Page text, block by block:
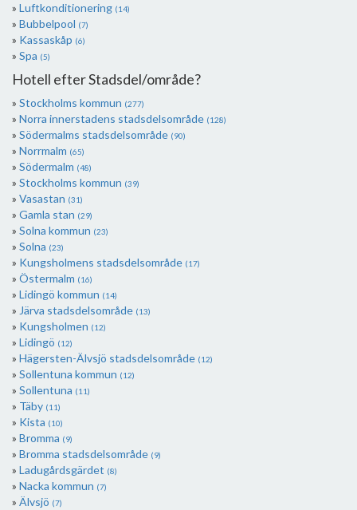
Luftkonditionering (14)
Bubbelpool (7)
Kassaskåp (6)
Spa (5)
Hotell efter Stadsdel/område?
Stockholms kommun (277)
Norra innerstadens stadsdelsområde (128)
Södermalms stadsdelsområde (90)
Norrmalm (65)
Södermalm (48)
Stockholms kommun (39)
Vasastan (31)
Gamla stan (29)
Solna kommun (23)
Solna (23)
Kungsholmens stadsdelsområde (17)
Östermalm (16)
Lidingö kommun (14)
Järva stadsdelsområde (13)
Kungsholmen (12)
Lidingö (12)
Hägersten-Älvsjö stadsdelsområde (12)
Sollentuna kommun (12)
Sollentuna (11)
Täby (11)
Kista (10)
Bromma (9)
Bromma stadsdelsområde (9)
Ladugårdsgärdet (8)
Nacka kommun (7)
Älvsjö (7)